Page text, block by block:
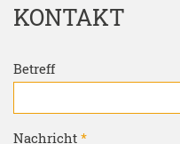
KONTAKT
Betreff
Nachricht *